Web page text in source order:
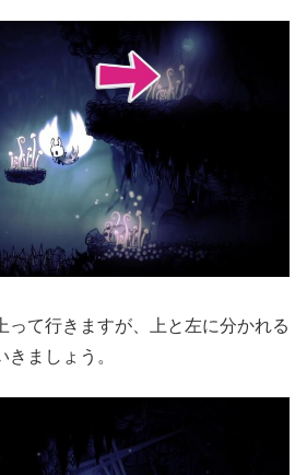
って行きますが、上と左に分かれる
ましょう。